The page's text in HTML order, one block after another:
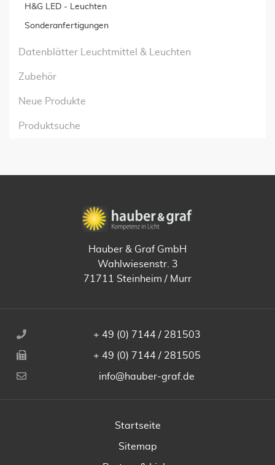
H&G LED - Leuchten
Sonderanfertigungen
Datenblätter Leuchtmittel & Leuchten
Zubehör
Neue Produkte
Produktsuche
Hauber & Graf GmbH
Wahlwiesenstr. 3
71711 Steinheim / Murr
+ 49 (0) 7144 / 281503
+ 49 (0) 7144 / 281505
info@hauber-graf.de
Startseite
Sitemap